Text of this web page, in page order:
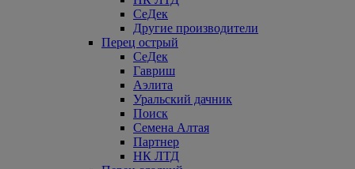
СеДек
Другие производители
Перец острый
СеДек
Гавриш
Аэлита
Уральский дачник
Поиск
Семена Алтая
Партнер
НК ЛТД